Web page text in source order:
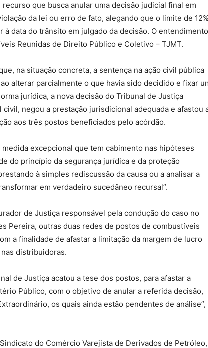
que busca anular uma decisão judicial final em
da lei ou erro de fato, alegando que o limite de 12%
data do trânsito em julgado da decisão. O entendimento
Reunidas de Direito Público e Coletivo – TJMT.
na situação concreta, a sentença na ação civil pública
alterar parcialmente o que havia sido decidido e fixar
jurídica, a nova decisão do Tribunal de Justiça
negou a prestação jurisdicional adequada e afastou
aos três postos beneficiados pelo acórdão.
excepcional que tem cabimento nas hipóteses
do princípio da segurança jurídica e da proteção
à simples rediscussão da causa ou a analisar a
em verdadeiro sucedâneo recursal”.
de Justiça responsável pela condução do caso no
Pereira, outras duas redes de postos de combustíveis
a finalidade de afastar a limitação da margem de lucro
distribuidoras.
de Justiça acatou a tese dos postos, para afastar a
Público, com o objetivo de anular a referida decisão,
os quais ainda estão pendentes de análise”,
do Comércio Varejista de Derivados de Petróleo,